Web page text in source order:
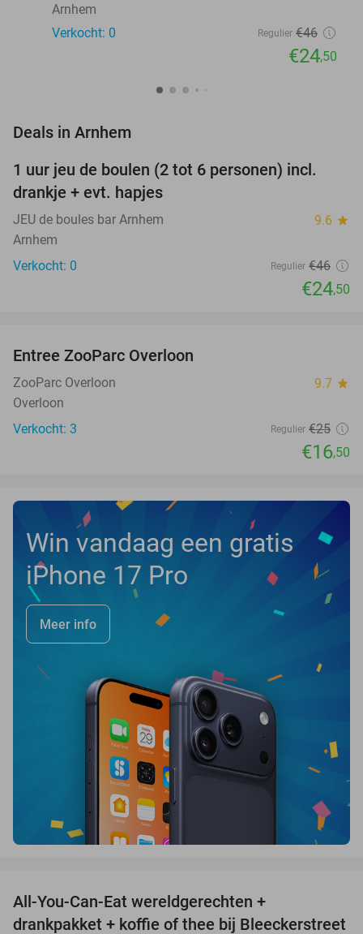
Arnhem
Verkocht: 0
Regulier €46
€24,50
Deals in Arnhem
47%
NEW
TODAY
1 uur jeu de boulen (2 tot 6 personen) incl.
drankje + evt. hapjes
JEU de boules bar Arnhem 9.6 star
Arnhem
Verkocht: 0
Regulier €46
€24,50
TODAY
Entree ZooParc Overloon
ZooParc Overloon 9.7 star
Overloon
Verkocht: 3
Regulier €25
€16,50
Win vandaag een gratis
iPhone 17 Pro
Meer info
All-You-Can-Eat wereldgerechten +
drankpakket + koffie of thee bij Bleeckerstreet